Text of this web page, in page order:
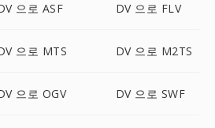
으로 ASF DV 으로 FLV
으로 MTS DV 으로 M2TS
으로 OGV DV 으로 SWF